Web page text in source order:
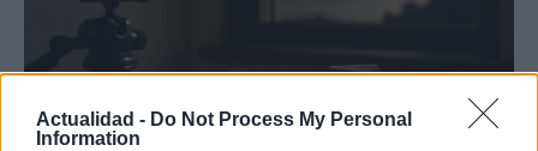
Actualidad - Do Not Process My Personal
Information